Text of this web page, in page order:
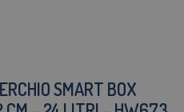
SMART BOX